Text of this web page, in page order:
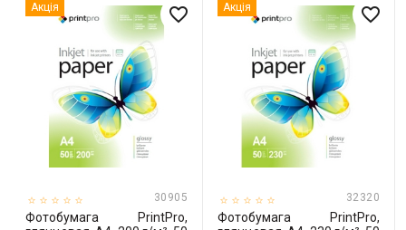
favorite_border
Акція
30905
Фотобумага PrintPro,
favorite_border
Акція
32320
Фотобумага PrintPro,